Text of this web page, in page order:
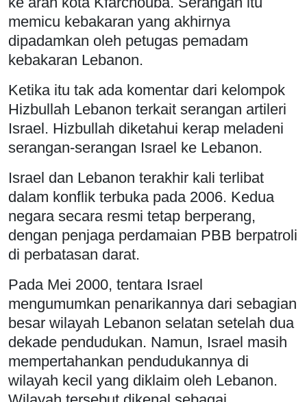
memicu kebakaran yang akhirnya
dipadamkan oleh petugas pemadam
kebakaran Lebanon.
Ketika itu tak ada komentar dari kelompok
Hizbullah Lebanon terkait serangan artileri
Israel. Hizbullah diketahui kerap meladeni
serangan-serangan Israel ke Lebanon.
Israel dan Lebanon terakhir kali terlibat
dalam konflik terbuka pada 2006. Kedua
negara secara resmi tetap berperang,
dengan penjaga perdamaian PBB berpatroli
di perbatasan darat.
Pada Mei 2000, tentara Israel
mengumumkan penarikannya dari sebagian
besar wilayah Lebanon selatan setelah dua
dekade pendudukan. Namun, Israel masih
mempertahankan pendudukannya di
wilayah kecil yang diklaim oleh Lebanon.